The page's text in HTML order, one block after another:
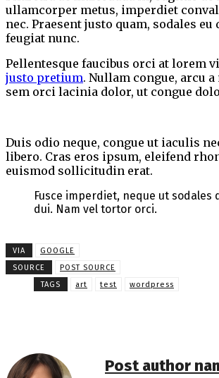
ullamcorper metus, imperdiet
nec. Praesent justo quam, sodales
feugiat nunc.
Pellentesque faucibus orci at lorem
justo pretium. Nullam congue, arcu
sem orci lacinia dolor, ut congue
Duis odio neque, congue ut iaculis
libero. Cras eros ipsum, eleifend
euismod sollicitudin erat.
Fusce imperdiet, neque ut sodales
dui. Nam vel tortor orci.
VIA
GOOGLE
SOURCE
POST SOURCE
TAGS
art test wordpress
Post author